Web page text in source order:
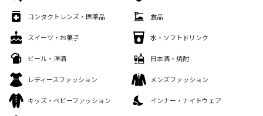
コンタクトレンズ・医薬品 食品
スイーツ・お菓子 水・ソフトドリンク
ビール・洋酒 日本酒・焼酎
レディースファッション メンズファッション
キッズ・ベビーファッション インナー・ナイトウェア